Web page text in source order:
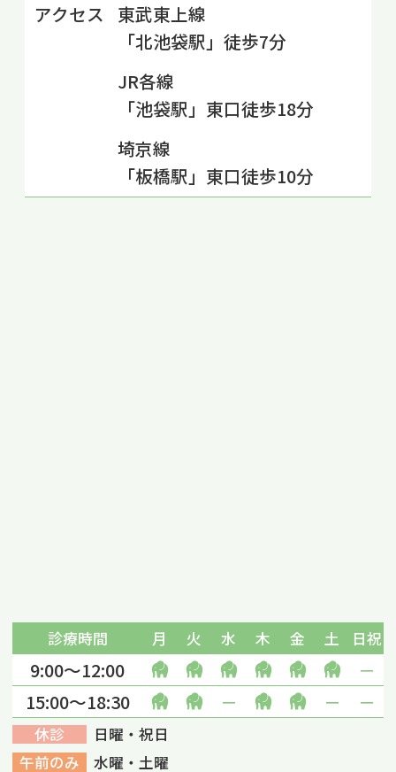
アクセス
東武東上線
「北池袋駅」徒歩7分
JR各線
「池袋駅」東口徒歩18分
埼京線
「板橋駅」東口徒歩10分
休診
日曜・祝日
午前のみ
水曜・土曜
診療時間 月 火 水 木 金 土 日祝
9:00～12:00
－
15:00〜18:30
－ － －